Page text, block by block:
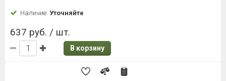
Наличие: Уточняйте
637 руб. / шт.
В корзину